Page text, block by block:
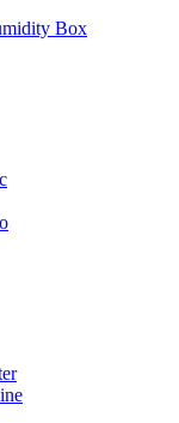
Box